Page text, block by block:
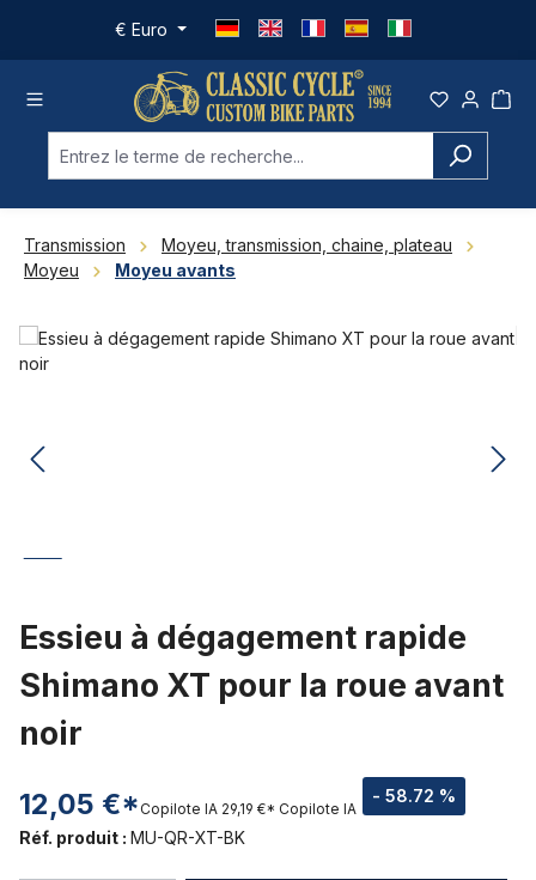
Passer au contenu principal
€ Euro
Transmission
Moyeu, transmission, chaine, plateau
Moyeu
Moyeu avants
Ignorer la galerie d'images
Essieu à dégagement rapide
Shimano XT pour la roue avant
noir
12,05 €* - 58.72 %
Copilote IA 29,19 €* Copilote IA
Réf. produit : MU-QR-XT-BK